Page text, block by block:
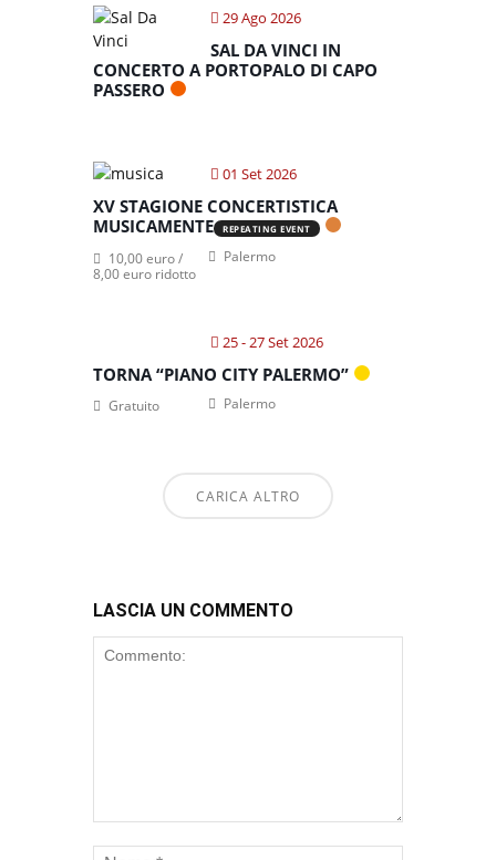
29 Ago 2026
SAL DA VINCI IN
CONCERTO A PORTOPALO DI CAPO
PASSERO
01 Set 2026
XV STAGIONE CONCERTISTICA
MUSICAMENTE
REPEATING EVENT
Palermo
10,00 euro /
8,00 euro ridotto
25 - 27 Set 2026
TORNA “PIANO CITY PALERMO”
Palermo
Gratuito
CARICA ALTRO
LASCIA UN COMMENTO